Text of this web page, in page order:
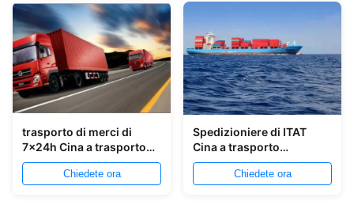
trasporto di merci di
7x24h Cina a trasporto
aeromarittimo
BRITANNICO dalla Cina
Chiedete ora
Spedizioniere di ITAT
Cina a trasporto
dell'aereo da trasporto
dell'oceano di U.S.A. dalla
Chiedete ora